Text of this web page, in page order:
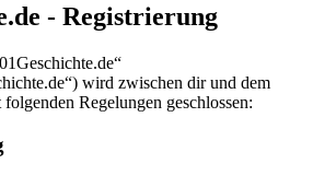
- Registrierung
wird zwischen dir und dem
Regelungen geschlossen: